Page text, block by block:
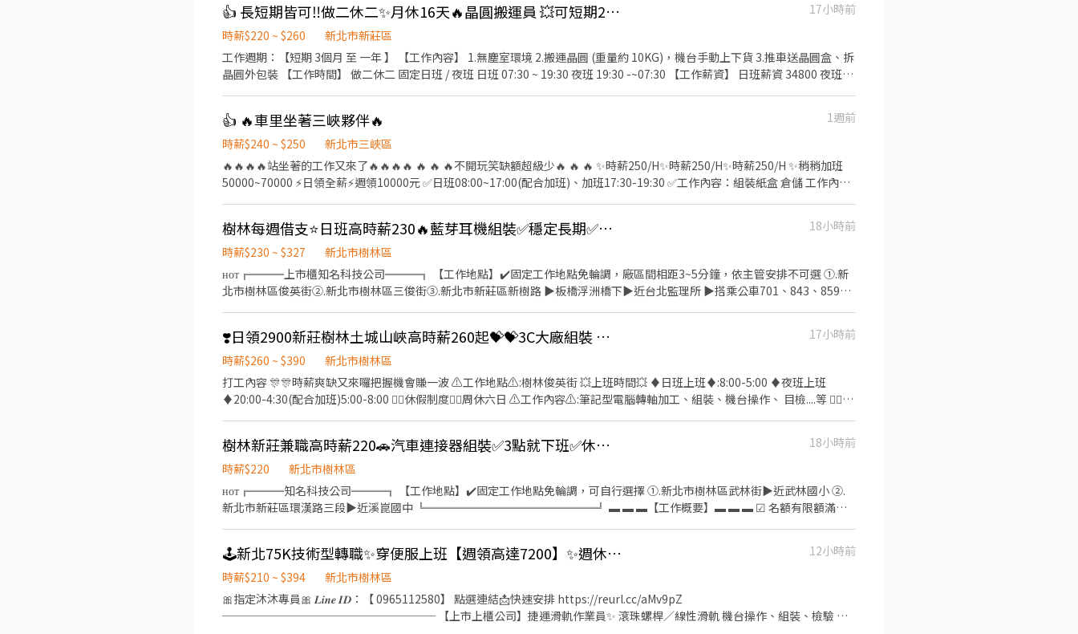
❤️日班 08:00-17:00 時薪$230 【薪約$40480-$64743】 ❤️夜班 20:00-04:30 時薪$260 【薪約$45760-$73498】
─────────────────── 📲應徵方式： ✦高薪職缺找【林林🎀Luna】✦ 📩ID：@953jhhqr (要加@) ➡️點擊快
速✚好友： https://lin.ee/o0sJSJk ☎️預約專線：0965-236580
👍 長短期皆可‼️做二休二✨月休16天🔥晶圓搬運員 💥可短期2-3個月
17小時前
時薪$220 ~ $260
新北市新莊區
工作週期：【短期 3個月 至 一年 】 【工作內容】 1.無塵室環境 2.搬運晶圓 (重量約 10KG)，機台手動上下貨 3.推車送晶圓盒、拆
晶圓外包裝 【工作時間】 做二休二 固定日班 / 夜班 日班 07:30 ~ 19:30 夜班 19:30 -~07:30 【工作薪資】 日班薪資 34800 夜班薪
路2號 📩 【火速卡位應徵流程】 ➊ 點擊填寫廠商制式履歷（1分鐘完成，快速安排送審）： 👉https://reurl.cc/R2p0LG 🔒 【隱
私防線】個資僅供廠商審核，敏感欄位（身分證/詳細地址）錄取前皆可先不填！ ➋加入留言： 👉https://lin.ee/OBnhVN5 私訊
留下 ⌜姓名+電話 +應徵半導體大廠」💥
👍 🔥車里坐著三峽夥伴🔥
1週前
時薪$240 ~ $250
新北市三峽區
🔥🔥🔥🔥站坐著的工作又來了🔥🔥🔥🔥 🔥 🔥 🔥不開玩笑缺額超級少🔥 🔥 🔥 ✨時薪250/H✨時薪250/H✨時薪250/H ✨稍稍加班
50000~70000 ⚡️日領全薪⚡️週領10000元 ✅日班08:00~17:00(配合加班)、加班17:30-19:30 ✅工作內容：組裝紙盒 倉儲 工作內容
溪#桃園#新北 #周休六日 #簡單包裝 #日領現金 #坐著上班 #立即上公 加上我的官方：tseng0411 電話：0906825976 專員: 威先
生
樹林每週借支⭐️日班高時薪230🔥藍芽耳機組裝✅穩定長期✅休六日✅高錄取率
18小時前
時薪$230 ~ $327
新北市樹林區
ʜᴏᴛ╔═══上市櫃知名科技公司═══╗ 【工作地點】✔️固定工作地點免輪調，廠區間相距3~5分鐘，依主管安排不可選 ①.新
北市樹林區俊英街②.新北市樹林區三俊街③.新北市新莊區新樹路 ▶︎板橋浮洲橋下▶︎近台北監理所 ▶︎搭乘公車701、843、859可
製程－組裝、檢驗、機台操作 ☑︎ 冷氣廠房另設有吸菸區及員工餐廳，久坐居多，便服上班 ☑︎ 簡單好上手，免學經歷，無經驗
可，專人教學，新鮮人錄取率高達99% ☑︎ 高回任率➜離職滿月可➕好友線上查詢回任➜ https://lin.ee/c6x5GOi ☁︎求職平台略有
延遲，可先➕ʟɪɴᴇ快速報名【@si588】 快速應徵找Sarah莎拉➜留下姓名➕電話➕職缺名 ▂▂▂【班別薪資】▂▂▂ 【固定日
班】08:00~17:00 【薪資給付】高時薪$230➜未加班薪水約領【$42,320】 【配合加班】加班費皆依勞基法計算➜依訂單量薪水
可達【44K~64K】 － 【固定夜班】20:00~04:30✔️當天下夜 【薪資給付】高時薪$260➜未加班薪水約領【$47,840】 【配合加
班】加班費皆依勞基法計算➜依訂單量薪水可達【49K~70K】 【休假方式】週休六日➜見紅休 好康➊.任職期間基本勞工保障勞
健保、團保及勞退6％ 好康➋.任職期間皆享有免手續費領現金、每週預支服務 好康➌.任職滿三個月享有三節獎金或禮品、通過考
https://lin.ee/c6x5GOi ✉️【加好友】詢問工作➕ʟɪɴᴇ快速回覆【@si588】
❣️日領2900新莊樹林土城山峽高時薪260起💝💝3C大廠組裝 可日領週領週休二
17小時前
時薪$260 ~ $390
新北市樹林區
打工內容 🎊🎊時薪爽缺又來囉把握機會賺一波 ⚠️工作地點⚠️:樹林俊英街 💥上班時間💥 ♦️日班上班♦️:8:00-5:00 ♦️夜班上班
♦️20:00-4:30(配合加班)5:00-8:00 ❤️‍🔥休假制度❤️‍🔥周休六日 ⚠️工作內容⚠️:筆記型電腦轉軸加工、組裝、機台操作、 目檢....等 ❤️‍🔥屌
樹林新莊兼職高時薪220🚗汽車連接器組裝✅3點就下班✅休六日免加班✅穩定長期
18小時前
時薪$220
新北市樹林區
ʜᴏᴛ╔═══知名科技公司═══╗ 【工作地點】✔️固定工作地點免輪調，可自行選擇 ①.新北市樹林區武林街▶︎近武林國小 ②.
新北市新莊區環漢路三段▶︎近溪崑國中 ╚═══════════════╝ ▬ ▬ ▬【工作概要】▬ ▬ ▬ ☑︎ 名額有限額滿為
遲，可先➕ʟɪɴᴇ快速報名【@si588】 快速應徵找Sarah莎拉➜留下姓名➕電話➕職缺名 ▂▂▂【班別薪資】▂▂▂ 【固定日班】
08:00~15:00(6H) 【薪資給付】高時薪$200➜免加班薪水約領【$30,360】 【休假方式】週休六日➜見紅休 好康➊.任職期間基本
勞工保障勞健保、團保及勞退6％ 好康➋.任職期間皆享有免手續費領現金、每週預支服務 好康➌.任職滿三個月享有三節獎金或禮
品、通過考核即可轉正 ┏━━【快速應徵】━━┓ ✉️【投履歷】快速入職找ICAN李小姐－莎拉Sarah☘️ ✉️【點連結】立即預約
面試➜ https://lin.ee/c6x5GOi ✉️【加好友】詢問工作➕ʟɪɴᴇ快速回覆【@si588】
🕹️新北75K技術型轉職✨穿便服上班【週領高達7200】✨週休二日#高錄取
12小時前
時薪$210 ~ $394
新北市樹林區
🎀指定沐沐專員🎀 𝑳𝒊𝒏𝒆 𝑰𝑫：【 0965112580】 點選連結📩快速安排 https://reurl.cc/aMv9pZ
─────────────────── 【上市上櫃公司】捷運滑軌作業員✨ 滾珠螺桿／線性滑軌 機台操作、組裝、檢驗 周